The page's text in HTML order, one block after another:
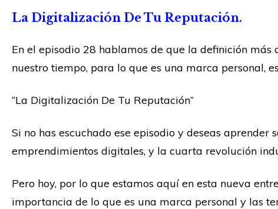
La Digitalización De Tu Reputación.
En el episodio 28 hablamos de que la definición
nuestro tiempo, para lo que es una marca personal,
“La Digitalización De Tu Reputación”
Si no has escuchado ese episodio y deseas aprender
emprendimientos digitales, y la cuarta revolución
Pero hoy, por lo que estamos aquí en esta nueva
importancia de lo que es una marca personal y las